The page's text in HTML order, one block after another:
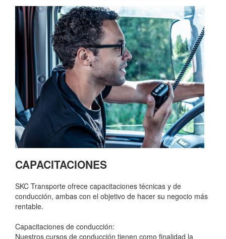
CAPACITACIONES
SKC Transporte ofrece capacitaciones técnicas y de
conducción, ambas con el objetivo de hacer su negocio más
rentable.
Capacitaciones de conducción:
Nuestros cursos de conducción tienen como finalidad la